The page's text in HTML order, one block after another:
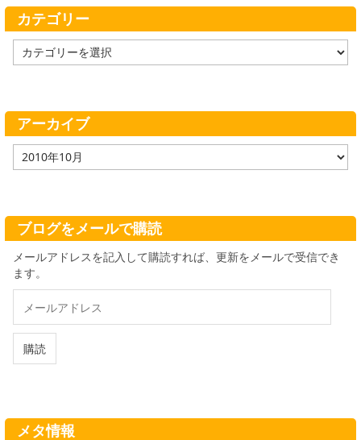
カテゴリー
テ
ー
アーカイブ
ア
ー
ブ
ブログをメールで購読
メールアドレスを記入して購読すれば、更新をメールで受信でき
ます。
ル
ド
購読
メタ情報